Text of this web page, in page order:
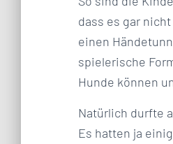
dass es gar
einen
spielerische
Hunde können
Natürlich durfte
Es hatten ja